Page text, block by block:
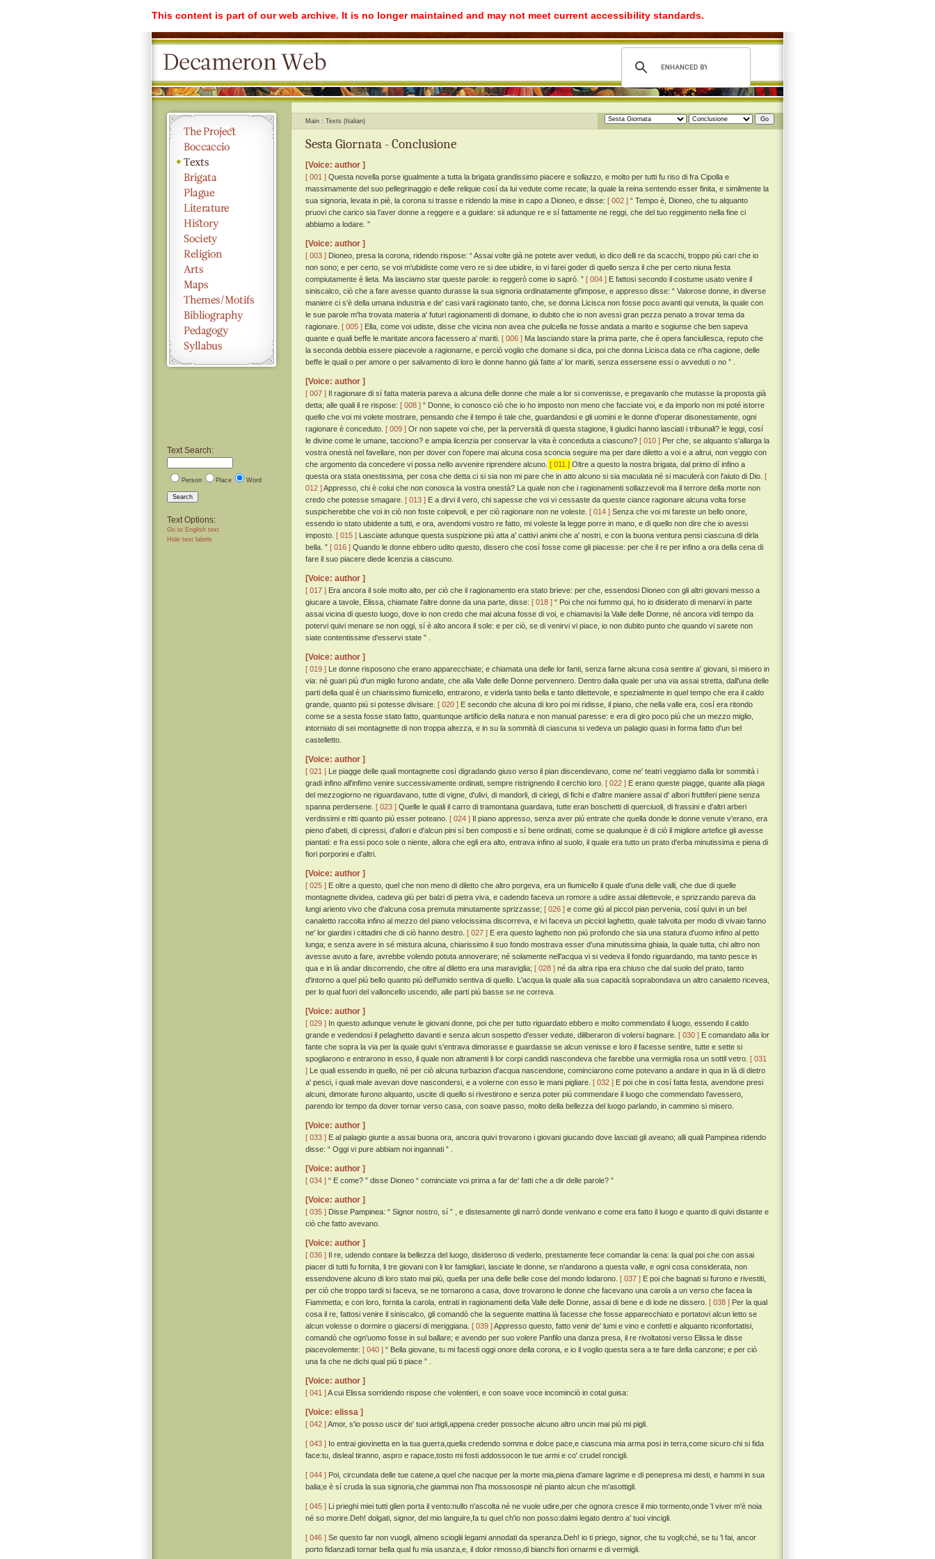
This content is part of our web archive. It is no longer maintained and may not meet current accessibility standards.
Text Search:
Person Place Word
Search
Text Options:
Go to English text
Hide text labels
Main Texts (Italian)
Sesta Giornata - Conclusione
[Voice: author ]
[ 001 ] Questa novella porse igualmente a tutta la brigata grandissimo piacere e sollazzo, e molto per tutti fu riso di fra Cipolla e
massimamente del suo pellegrinaggio e delle reliquie cosí da lui vedute come recate; la quale la reina sentendo esser finita, e similmente la
sua signoria, levata in piè, la corona si trasse e ridendo la mise in capo a Dioneo, e disse: [ 002 ] “ Tempo è, Dioneo, che tu alquanto
pruovi che carico sia l'aver donne a reggere e a guidare: sii adunque re e sí fattamente ne reggi, che del tuo reggimento nella fine ci
abbiamo a lodare. ”
[Voice: author ]
[ 003 ] Dioneo, presa la corona, ridendo rispose: “ Assai volte già ne potete aver veduti, io dico delli re da scacchi, troppo piú cari che io
non sono; e per certo, se voi m'ubidiste come vero re si dee ubidire, io vi farei goder di quello senza il che per certo niuna festa
compiutamente è lieta. Ma lasciamo star queste parole: io reggerò come io saprò. ” [ 004 ] E fattosi secondo il costume usato venire il
siniscalco, ciò che a fare avesse quanto durasse la sua signoria ordinatamente gl'impose, e appresso disse: “ Valorose donne, in diverse
maniere ci s'è della umana industria e de' casi varii ragionato tanto, che, se donna Licisca non fosse poco avanti qui venuta, la quale con
le sue parole m'ha trovata materia a' futuri ragionamenti di domane, io dubito che io non avessi gran pezza penato a trovar tema da
ragionare. [ 005 ] Ella, come voi udiste, disse che vicina non avea che pulcella ne fosse andata a marito e sogiunse che ben sapeva
quante e quali beffe le maritate ancora facessero a' mariti. [ 006 ] Ma lasciando stare la prima parte, che è opera fanciullesca, reputo che
la seconda debbia essere piacevole a ragionarne, e perciò voglio che domane si dica, poi che donna Licisca data ce n'ha cagione, delle
beffe le quali o per amore o per salvamento di loro le donne hanno già fatte a' lor mariti, senza essersene essi o avveduti o no ” .
[Voice: author ]
[ 007 ] Il ragionare di sí fatta materia pareva a alcuna delle donne che male a lor si convenisse, e pregavanlo che mutasse la proposta già
detta; alle quali il re rispose: [ 008 ] “ Donne, io conosco ciò che io ho imposto non meno che facciate voi, e da imporlo non mi poté istorre
quello che voi mi volete mostrare, pensando che il tempo è tale che, guardandosi e gli uomini e le donne d'operar disonestamente, ogni
ragionare è conceduto. [ 009 ] Or non sapete voi che, per la perversità di questa stagione, li giudici hanno lasciati i tribunali? le leggi, cosí
le divine come le umane, tacciono? e ampia licenzia per conservar la vita è conceduta a ciascuno? [ 010 ] Per che, se alquanto s'allarga la
vostra onestà nel favellare, non per dover con l'opere mai alcuna cosa sconcia seguire ma per dare diletto a voi e a altrui, non veggio con
che argomento da concedere vi possa nello avvenire riprendere alcuno. [ 011 ] Oltre a questo la nostra brigata, dal primo dí infino a
questa ora stata onestissima, per cosa che detta ci si sia non mi pare che in atto alcuno si sia maculata né si maculerà con l'aiuto di Dio. [
012 ]Appresso, chi è colui che non conosca la vostra onestà? La quale non che i ragionamenti sollazzevoli ma il terrore della morte non
credo che potesse smagare. [ 013 ] E a dirvi il vero, chi sapesse che voi vi cessaste da queste ciance ragionare alcuna volta forse
suspicherebbe che voi in ciò non foste colpevoli, e per ciò ragionare non ne voleste. [ 014 ] Senza che voi mi fareste un bello onore,
essendo io stato ubidente a tutti, e ora, avendomi vostro re fatto, mi voleste la legge porre in mano, e di quello non dire che io avessi
imposto. [ 015 ] Lasciate adunque questa suspizione piú atta a' cattivi animi che a' nostri, e con la buona ventura pensi ciascuna di dirla
bella. ” [ 016 ] Quando le donne ebbero udito questo, dissero che cosí fosse come gli piacesse: per che il re per infino a ora della cena di
fare il suo piacere diede licenzia a ciascuno.
[Voice: author ]
[ 017 ] Era ancora il sole molto alto, per ciò che il ragionamento era stato brieve: per che, essendosi Dioneo con gli altri giovani messo a
giucare a tavole, Elissa, chiamate l'altre donne da una parte, disse: [ 018 ] “ Poi che noi fummo qui, ho io disiderato di menarvi in parte
assai vicina di questo luogo, dove io non credo che mai alcuna fosse di voi, e chiamavisi la Valle delle Donne, né ancora vidi tempo da
potervi quivi menare se non oggi, sí è alto ancora il sole: e per ciò, se di venirvi vi piace, io non dubito punto che quando vi sarete non
siate contentissime d'esservi state ” .
[Voice: author ]
[ 019 ] Le donne risposono che erano apparecchiate; e chiamata una delle lor fanti, senza farne alcuna cosa sentire a' giovani, si misero in
via: né guari piú d'un miglio furono andate, che alla Valle delle Donne pervennero. Dentro dalla quale per una via assai stretta, dall'una delle
parti della qual è un chiarissimo fiumicello, entrarono, e viderla tanto bella e tanto dilettevole, e spezialmente in quel tempo che era il caldo
grande, quanto piú si potesse divisare. [ 020 ] E secondo che alcuna di loro poi mi ridisse, il piano, che nella valle era, cosí era ritondo
come se a sesta fosse stato fatto, quantunque artificio della natura e non manual paresse: e era di giro poco piú che un mezzo miglio,
intorniato di sei montagnette di non troppa altezza, e in su la sommità di ciascuna si vedeva un palagio quasi in forma fatto d'un bel
castelletto.
[Voice: author ]
[ 021 ] Le piagge delle quali montagnette cosí digradando giuso verso il pian discendevano, come ne' teatri veggiamo dalla lor sommità i
gradi infino all'infimo venire successivamente ordinati, sempre ristrignendo il cerchio loro. [ 022 ] E erano queste piagge, quante alla piaga
del mezzogiorno ne riguardavano, tutte di vigne, d'ulivi, di mandorli, di ciriegi, di fichi e d'altre maniere assai d' albori fruttiferi piene senza
spanna perdersene. [ 023 ] Quelle le quali il carro di tramontana guardava, tutte eran boschetti di querciuoli, di frassini e d'altri arberi
verdissimi e ritti quanto piú esser poteano. [ 024 ] Il piano appresso, senza aver piú entrate che quella donde le donne venute v'erano, era
pieno d'abeti, di cipressi, d'allori e d'alcun pini sí ben composti e sí bene ordinati, come se qualunque è di ciò il migliore artefice gli avesse
piantati: e fra essi poco sole o niente, allora che egli era alto, entrava infino al suolo, il quale era tutto un prato d'erba minutissima e piena di
fiori porporini e d'altri.
[Voice: author ]
[ 025 ] E oltre a questo, quel che non meno di diletto che altro porgeva, era un fiumicello il quale d'una delle valli, che due di quelle
montagnette dividea, cadeva giú per balzi di pietra viva, e cadendo faceva un romore a udire assai dilettevole, e sprizzando pareva da
lungi ariento vivo che d'alcuna cosa premuta minutamente sprizzasse; [ 026 ] e come giú al piccol pian pervenia, cosí quivi in un bel
canaletto raccolta infino al mezzo del piano velocissima discorreva, e ivi faceva un picciol laghetto, quale talvolta per modo di vivaio fanno
ne' lor giardini i cittadini che di ciò hanno destro. [ 027 ] E era questo laghetto non piú profondo che sia una statura d'uomo infino al petto
lunga; e senza avere in sé mistura alcuna, chiarissimo il suo fondo mostrava esser d'una minutissima ghiaia, la quale tutta, chi altro non
avesse avuto a fare, avrebbe volendo potuta annoverare; né solamente nell'acqua vi si vedeva il fondo riguardando, ma tanto pesce in
qua e in là andar discorrendo, che oltre al diletto era una maraviglia; [ 028 ] né da altra ripa era chiuso che dal suolo del prato, tanto
d'intorno a quel piú bello quanto piú dell'umido sentiva di quello. L'acqua la quale alla sua capacità soprabondava un altro canaletto ricevea,
per lo qual fuori del valloncello uscendo, alle parti piú basse se ne correva.
[Voice: author ]
[ 029 ] In questo adunque venute le giovani donne, poi che per tutto riguardato ebbero e molto commendato il luogo, essendo il caldo
grande e vedendosi il pelaghetto davanti e senza alcun sospetto d'esser vedute, diliberaron di volersi bagnare. [ 030 ] E comandato alla lor
fante che sopra la via per la quale quivi s'entrava dimorasse e guardasse se alcun venisse e loro il facesse sentire, tutte e sette si
spogliarono e entrarono in esso, il quale non altramenti li lor corpi candidi nascondeva che farebbe una vermiglia rosa un sottil vetro. [ 031
] Le quali essendo in quello, né per ciò alcuna turbazion d'acqua nascendone, cominciarono come potevano a andare in qua in là di dietro
a' pesci, i quali male avevan dove nascondersi, e a volerne con esso le mani pigliare. [ 032 ] E poi che in cosí fatta festa, avendone presi
alcuni, dimorate furono alquanto, uscite di quello si rivestirono e senza poter piú commendare il luogo che commendato l'avessero,
parendo lor tempo da dover tornar verso casa, con soave passo, molto della bellezza del luogo parlando, in cammino si misero.
[Voice: author ]
[ 033 ] E al palagio giunte a assai buona ora, ancora quivi trovarono i giovani giucando dove lasciati gli aveano; alli quali Pampinea ridendo
disse: “ Oggi vi pure abbiam noi ingannati ” .
[Voice: author ]
[ 034 ] “ E come? ” disse Dioneo “ cominciate voi prima a far de' fatti che a dir delle parole? ”
[Voice: author ]
[ 035 ] Disse Pampinea: “ Signor nostro, sí ” , e distesamente gli narrò donde venivano e come era fatto il luogo e quanto di quivi distante e
ciò che fatto avevano.
[Voice: author ]
[ 036 ] Il re, udendo contare la bellezza del luogo, disideroso di vederlo, prestamente fece comandar la cena: la qual poi che con assai
piacer di tutti fu fornita, li tre giovani con li lor famigliari, lasciate le donne, se n'andarono a questa valle, e ogni cosa considerata, non
essendovene alcuno di loro stato mai piú, quella per una delle belle cose del mondo lodarono. [ 037 ] E poi che bagnati si furono e rivestiti,
per ciò che troppo tardi si faceva, se ne tornarono a casa, dove trovarono le donne che facevano una carola a un verso che facea la
Fiammetta; e con loro, fornita la carola, entrati in ragionamenti della Valle delle Donne, assai di bene e di lode ne dissero. [ 038 ] Per la qual
cosa il re, fattosi venire il siniscalco, gli comandò che la seguente mattina là facesse che fosse apparecchiato e portatovi alcun letto se
alcun volesse o dormire o giacersi di meriggiana. [ 039 ]Appresso questo, fatto venir de' lumi e vino e confetti e alquanto riconfortatisi,
comandò che ogn'uomo fosse in sul ballare; e avendo per suo volere Panfilo una danza presa, il re rivoltatosi verso Elissa le disse
piacevolemente: [ 040 ] “ Bella giovane, tu mi facesti oggi onore della corona, e io il voglio questa sera a te fare della canzone; e per ciò
una fa che ne dichi qual piú ti piace ” .
[Voice: author ]
[ 041 ]A cui Elissa sorridendo rispose che volentieri, e con soave voce incominciò in cotal guisa:
[Voice: elissa ]
[ 042 ]Amor, s'io posso uscir de' tuoi artigli,appena creder possoche alcuno altro uncin mai piú mi pigli.
[ 043 ] Io entrai giovinetta en la tua guerra,quella credendo somma e dolce pace,e ciascuna mia arma posi in terra,come sicuro chi si fida
face:tu, disleal tiranno, aspro e rapace,tosto mi fosti addossocon le tue armi e co' crudel roncigli.
[ 044 ] Poi, circundata delle tue catene,a quel che nacque per la morte mia,piena d'amare lagrime e di penepresa mi desti, e hammi in sua
balia;e è sí cruda la sua signoria,che giammai non l'ha mossosospir né pianto alcun che m'asottigli.
[ 045 ] Li prieghi miei tutti glien porta il vento:nullo n'ascolta né ne vuole udire,per che ognora cresce il mio tormento,onde 'l viver m'è noia
né so morire.Deh! dolgati, signor, del mio languire,fa tu quel ch'io non posso:dalmi legato dentro a' tuoi vincigli.
[ 046 ] Se questo far non vuogli, almeno scioglii legami annodati da speranza.Deh! io ti priego, signor, che tu vogli;ché, se tu 'l fai, ancor
porto fidanzadi tornar bella qual fu mia usanza,e, il dolor rimosso,di bianchi fiori ornarmi e di vermigli.